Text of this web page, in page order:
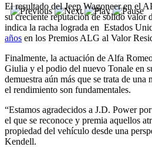
El resultado del Jeep Wagoneer en el
su creciente reputación de sólido valor
indica la racha lograda en Estados
años en los Premios ALG al Valor
Finalmente, la actuación de Alfa
Giulia y el podio del nuevo Tonale en
demuestra aún más que se trata de una
el rendimiento son fundamentales.
“Estamos agradecidos a J.D. Power
el que se reconoce y premia aquellos
propiedad del vehículo desde una
Kendell.